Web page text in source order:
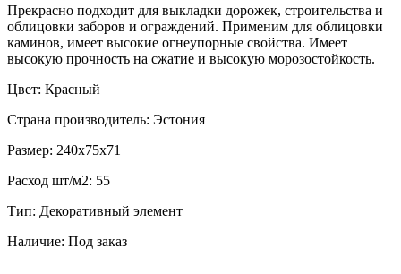
Прекрасно подходит для выкладки дорожек, строительства и
облицовки заборов и ограждений. Применим для облицовки
каминов, имеет высокие огнеупорные свойства. Имеет
высокую прочность на сжатие и высокую морозостойкость.
Цвет: Красный
Страна производитель: Эстония
Размер: 240x75x71
Расход шт/м2: 55
Тип: Декоративный элемент
Наличие: Под заказ